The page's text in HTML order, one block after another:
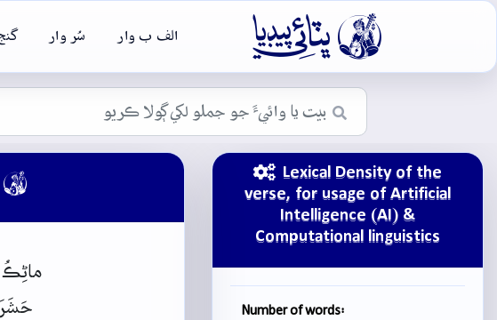
 الف ب وار سُر وار
Lexical Density of the
verse, for usage of Artificial
Intelligence (AI) &
Computational linguistics
Number of words:

ماڻِڪُ
حَشَرَ